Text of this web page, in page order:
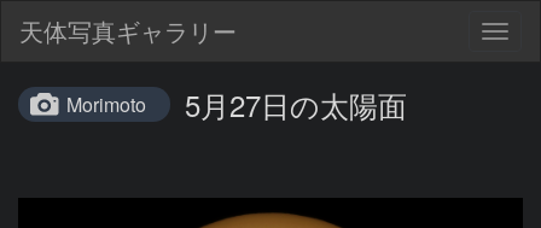
天体写真ギャラリー
Morimoto 5月27日の太陽面